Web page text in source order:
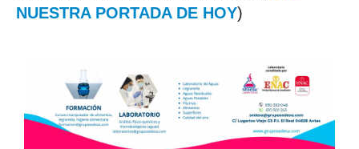
NUESTRA PORTADA DE HOY)